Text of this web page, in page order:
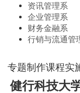
资讯管理系
企业管理系
财务金融系
行销与流通管
专题制作课程实
健行科技大